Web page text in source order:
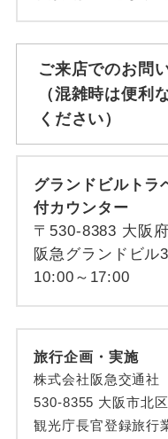
ご来店でのお問
（混雑時は便利
ください）
グランドビルトラ
付カウンター
〒530-8383 大阪
阪急グランドビル
10:00～17:00
旅行企画・実施
株式会社阪急交通社
530-8355 大阪市北
観光庁長官登録旅行